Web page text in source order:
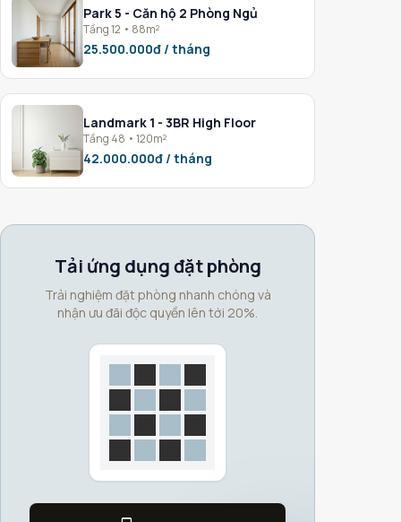
Park 5 - Căn hộ 2 Phòng Ngủ
Tầng 12 • 88m²
25.500.000đ / tháng
Landmark 1 - 3BR High Floor
Tầng 48 • 120m²
42.000.000đ / tháng
Tải ứng dụng đặt phòng
Trải nghiệm đặt phòng nhanh chóng và
nhận ưu đãi độc quyền lên tới 20%.